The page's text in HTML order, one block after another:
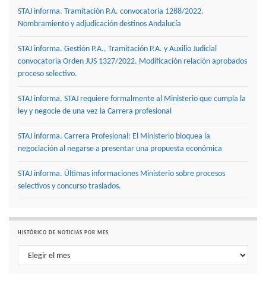
STAJ informa. Tramitación P.A. convocatoria 1288/2022.
Nombramiento y adjudicación destinos Andalucía
STAJ informa. Gestión P.A., Tramitación P.A. y Auxilio Judicial
convocatoria Orden JUS 1327/2022. Modificación relación aprobados
proceso selectivo.
STAJ informa. STAJ requiere formalmente al Ministerio que cumpla la
ley y negocie de una vez la Carrera profesional
STAJ informa. Carrera Profesional: El Ministerio bloquea la
negociación al negarse a presentar una propuesta económica
STAJ informa. Últimas informaciones Ministerio sobre procesos
selectivos y concurso traslados.
HISTÓRICO DE NOTICIAS POR MES
Histórico de noticias por mes